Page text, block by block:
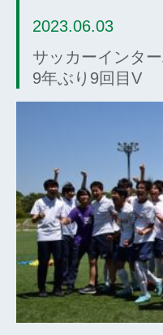
2023.06.03
サッカーインタ
9年ぶり9回目V